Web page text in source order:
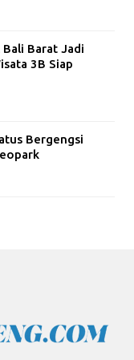
Barat Jadi
3B Siap
Bergengsi